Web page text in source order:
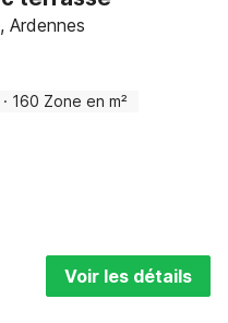
Ardennes
· 160 Zone en m²
Voir les détails